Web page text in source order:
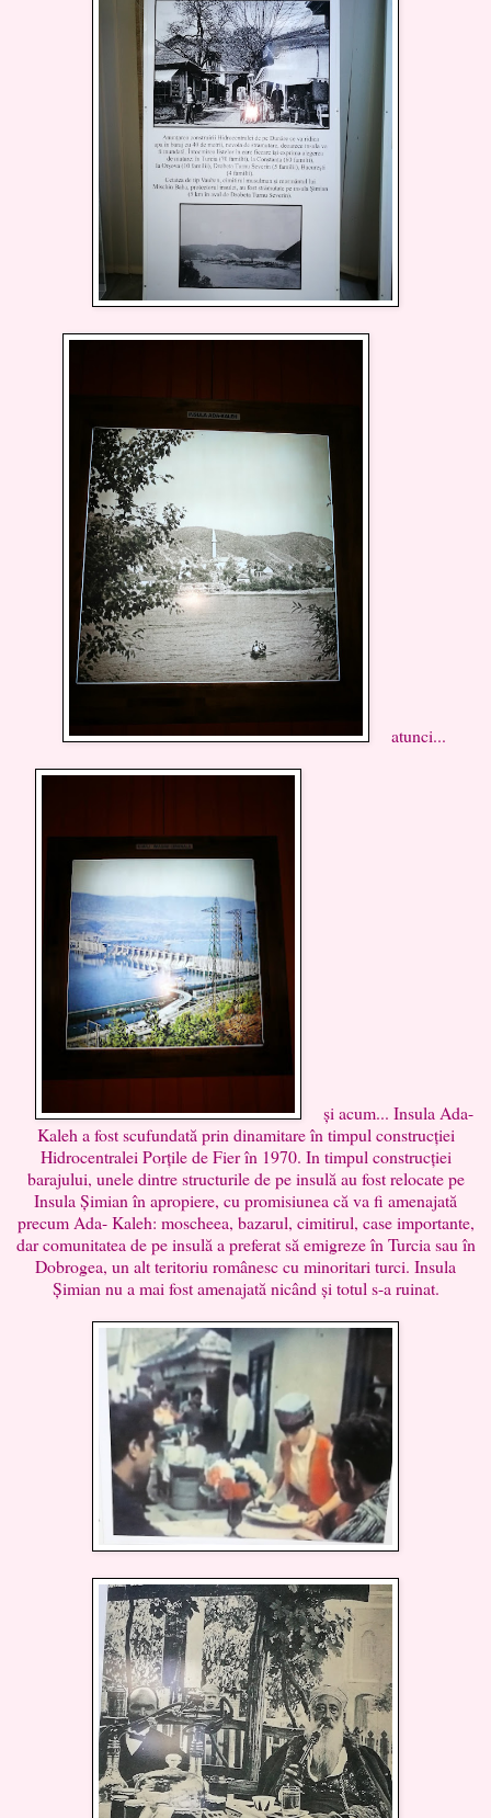
atunci...
și acum... Insula Ada-
Kaleh a fost scufundată prin dinamitare în timpul construcției
Hidrocentralei Porțile de Fier în 1970. In timpul construcției
barajului, unele dintre structurile de pe insulă au fost relocate pe
Insula Șimian în apropiere, cu promisiunea că va fi amenajată
precum Ada- Kaleh: moscheea, bazarul, cimitirul, case importante,
dar comunitatea de pe insulă a preferat să emigreze în Turcia sau în
Dobrogea, un alt teritoriu românesc cu minoritari turci. Insula
Șimian nu a mai fost amenajată nicând și totul s-a ruinat.